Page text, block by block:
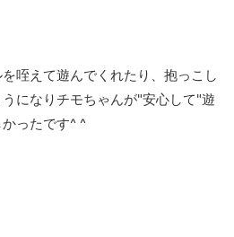
咥えて遊んでくれたり、抱っこし
になりチモちゃんが"安心して"遊
ったです^ ^